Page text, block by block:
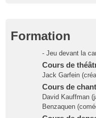
Formation
- Jeu devant la
Cours de
Jack Garfein
Cours de chant
David Kauffman
Benzaquen